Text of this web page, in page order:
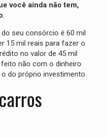
você ainda não tem,
.
seu consórcio é 60 mil
15 mil reais para fazer o
no valor de 45 mil
não com o dinheiro
do próprio investimento.